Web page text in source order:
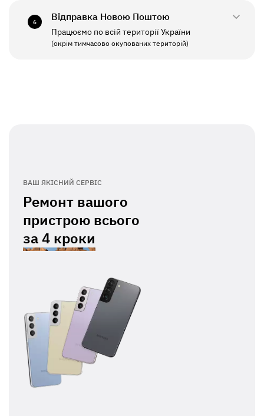
ПН - ПТ
СБ - НД
11:00 - 19:00
6 Відправка Новою Поштою
Працюємо по всій території України
(окрім тимчасово окупованих територій)
ВАШ ЯКІСНИЙ СЕРВІС
Ремонт вашого
пристрою всього
за4 кроки